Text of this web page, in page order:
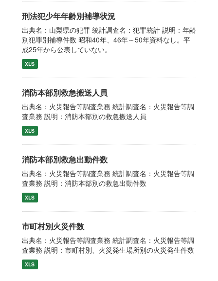
刑法犯少年年齢別補導状況
出典名：山梨県の犯罪 統計調査名：犯罪統計 説明：年齢
別犯罪別補導件数 昭和40年、46年～50年資料なし。平
成25年から公表していない。
XLS
消防本部別救急搬送人員
出典名：火災報告等調査業務 統計調査名：火災報告等調
査業務 説明：消防本部別の救急搬送人員
XLS
消防本部別救急出動件数
出典名：火災報告等調査業務 統計調査名：火災報告等調
査業務 説明：消防本部別の救急出動件数
XLS
市町村別火災件数
出典名：火災報告等調査業務 統計調査名：火災報告等調
査業務 説明：市町村別、火災発生場所別の火災発生件数
XLS